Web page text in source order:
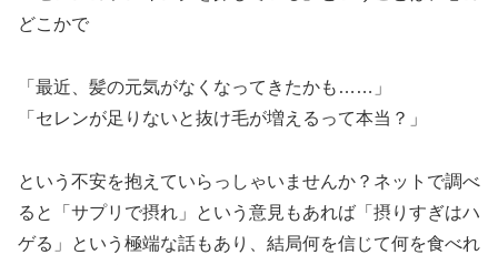
どこかで
「最近、髪の元気がなくなってきたかも……」
「セレンが足りないと抜け毛が増えるって本当？」
という不安を抱えていらっしゃいませんか？ネットで調べ
ると「サプリで摂れ」という意見もあれば「摂りすぎはハ
ゲる」という極端な話もあり、結局何を信じて何を食べれ